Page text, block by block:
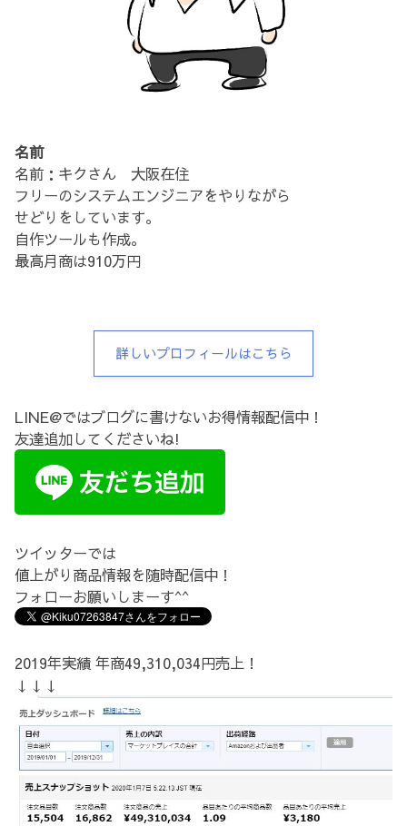
名前
名前：キクさん 大阪在住
フリーのシステムエンジニアをやりながら
せどりをしています。
自作ツールも作成。
最高月商は910万円
詳しいプロフィールはこちら
LINE@ではブログに書けないお得情報配信中！
友達追加してくださいね!
ツイッターでは
値上がり商品情報を随時配信中！
フォローお願いしまーす^^
2019年実績 年商49,310,034円売上！
↓↓↓